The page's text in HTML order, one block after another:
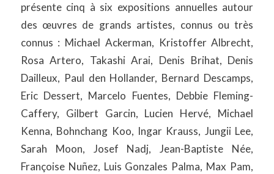
présente cinq à six expositions annuelles autour
des œuvres de grands artistes, connus ou très
connus : Michael Ackerman, Kristoffer Albrecht,
Rosa Artero, Takashi Arai, Denis Brihat, Denis
Dailleux, Paul den Hollander, Bernard Descamps,
Eric Dessert, Marcelo Fuentes, Debbie Fleming-
Caffery, Gilbert Garcin, Lucien Hervé, Michael
Kenna, Bohnchang Koo, Ingar Krauss, Jungii Lee,
Sarah Moon, Josef Nadj, Jean-Baptiste Née,
Françoise Nuñez, Luis Gonzales Palma, Max Pam,